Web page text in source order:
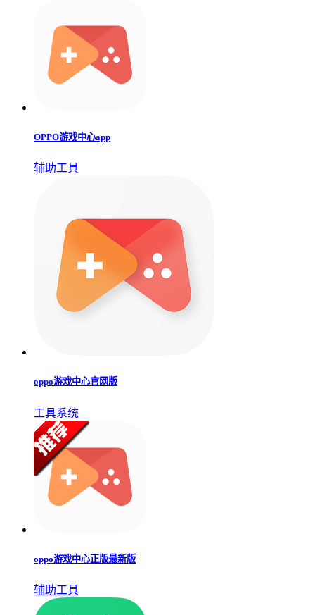
OPPO游戏中心app
辅助工具
oppo游戏中心官网版
工具系统
oppo游戏中心正版最新版
辅助工具